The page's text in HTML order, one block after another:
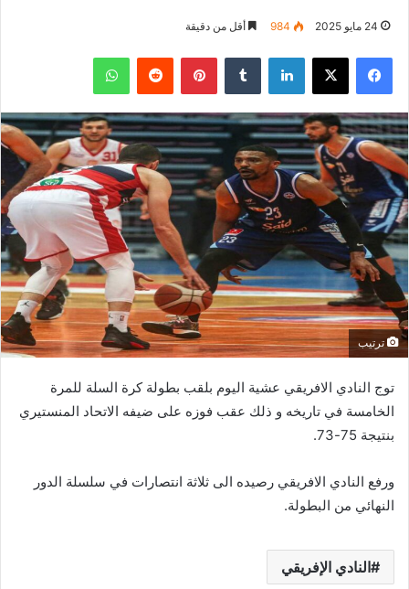
24 مايو 2025 984 أقل من دقيقة
فيسبوك ‫X لينكدإن بينتيريست واتساب
ترتيب
توج النادي الافريقي عشية اليوم بلقب بطولة كرة السلة للمرة
الخامسة في تاريخه و ذلك عقب فوزه على ضيفه الاتحاد المنستيري
بنتيجة 75-73.
ورفع النادي الافريقي رصيده الى ثلاثة انتصارات في سلسلة الدور
النهائي من البطولة.
النادي الإفريقي